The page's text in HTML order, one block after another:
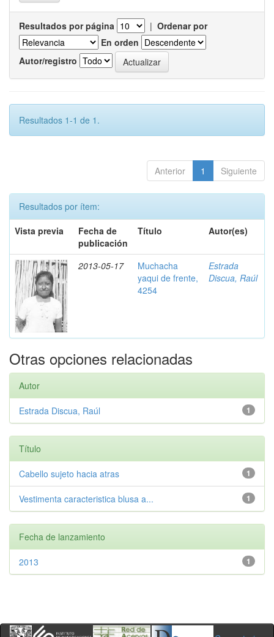
Resultados por página | Ordenar por
En orden
Autor/registro
Resultados 1-1 de 1.
Anterior 1 Siguiente
Resultados por ítem:
Vista previa
Fecha de
publicación
Título Autor(es)
2013-05-17
Muchacha
yaqui de frente,
4254
Estrada
Discua, Raúl
Otras opciones relacionadas
Autor
1
Estrada Discua, Raúl
Título
1
Cabello sujeto hacia atras
1
Vestimenta caracteristica blusa a...
Fecha de lanzamiento
1
2013